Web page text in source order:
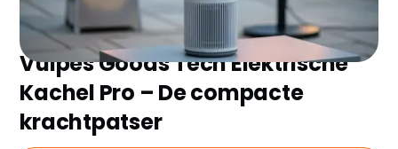
Vulpes Goods Tech Elektrische
Kachel Pro – De compacte
krachtpatser